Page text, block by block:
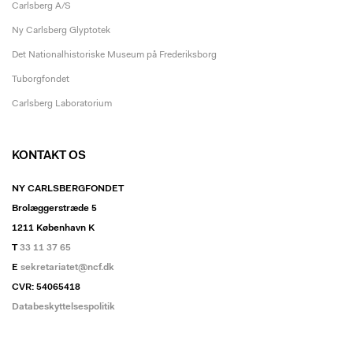
Carlsberg A/S
Ny Carlsberg Glyptotek
Det Nationalhistoriske Museum på Frederiksborg
Tuborgfondet
Carlsberg Laboratorium
KONTAKT OS
NY CARLSBERGFONDET
Brolæggerstræde 5
1211 København K
T33 11 37 65
E sekretariatet@ncf.dk
CVR: 54065418
Databeskyttelsespolitik